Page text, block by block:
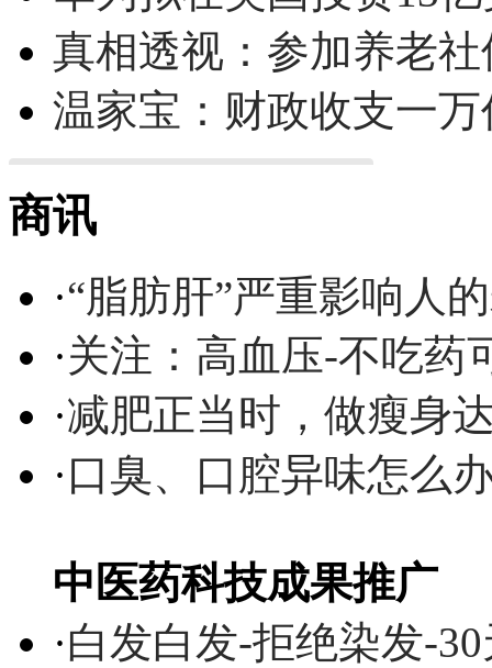
真相透视：参加养老
温家宝：财政收支一
商讯
·“脂肪肝”严重影响人
·关注：高血压-不吃药
·减肥正当时，做瘦身
·口臭、口腔异味怎么
中医药科技成果推广
·白发白发-拒绝染发-